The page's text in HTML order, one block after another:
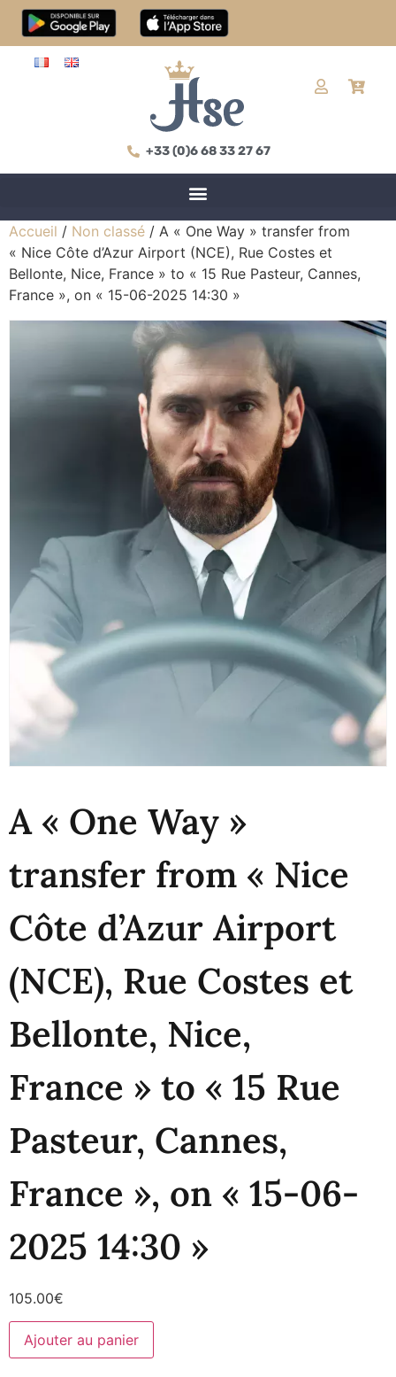
+33 (0)6 68 33 27 67
Accueil / Non classé / A « One Way » transfer from
« Nice Côte d’Azur Airport (NCE), Rue Costes et
Bellonte, Nice, France » to « 15 Rue Pasteur, Cannes,
France », on « 15-06-2025 14:30 »
A « One Way »
transfer from « Nice
Côte d’Azur Airport
(NCE), Rue Costes et
Bellonte, Nice,
France » to « 15 Rue
Pasteur, Cannes,
France », on « 15-06-
2025 14:30 »
105.00€
Ajouter au panier